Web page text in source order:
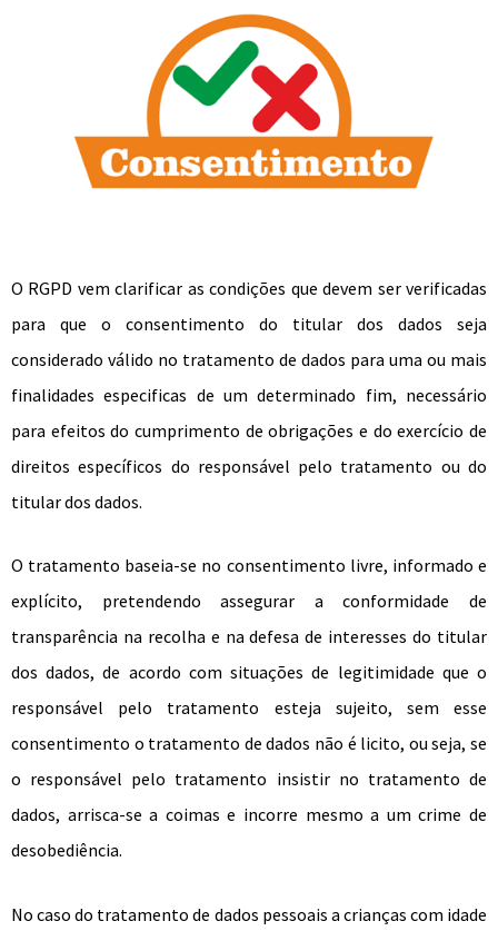
O RGPD vem clarificar as condições que devem ser verificadas
para que o consentimento do titular dos dados seja
considerado válido no tratamento de dados para uma ou mais
finalidades especificas de um determinado fim, necessário
para efeitos do cumprimento de obrigações e do exercício de
direitos específicos do responsável pelo tratamento ou do
titular dos dados.
O tratamento baseia-se no consentimento livre, informado e
explícito, pretendendo assegurar a conformidade de
transparência na recolha e na defesa de interesses do titular
dos dados, de acordo com situações de legitimidade que o
responsável pelo tratamento esteja sujeito, sem esse
consentimento o tratamento de dados não é licito, ou seja, se
o responsável pelo tratamento insistir no tratamento de
dados, arrisca-se a coimas e incorre mesmo a um crime de
desobediência.
No caso do tratamento de dados pessoais a crianças com idade